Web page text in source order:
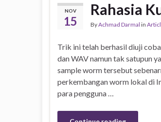
NOV
15
Rahasia
ByAchmad Darmal in
Trik ini telah berhasil diuji
dan WAV namun tak satupun
sample worm tersebut
perkembangan worm lokal di
para pengguna …